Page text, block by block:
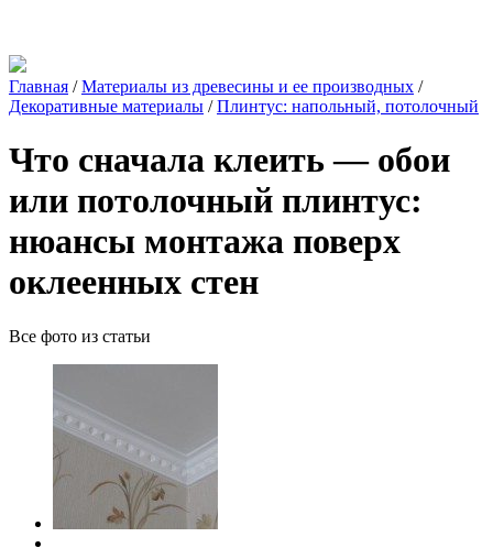
Главная /Материалы из древесины и ее производных /
Декоративные материалы /Плинтус: напольный, потолочный
Что сначала клеить — обои
или потолочный плинтус:
нюансы монтажа поверх
оклеенных стен
Все фото из статьи